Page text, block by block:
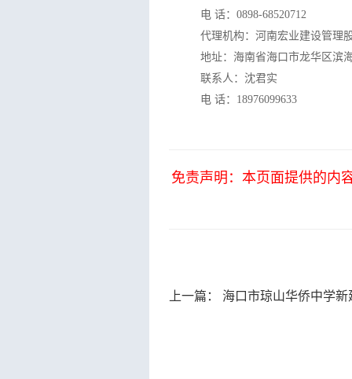
电 话： 0898-68520712
代理机构：河南宏业建设管理
地址： 海南省海口市龙华区滨
联系人：沈君实
电 话：18976099633
免责声明：本页面提供的内
上一篇： 海口市琼山华侨中学